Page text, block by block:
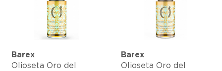
Barex
Olioseta Oro del
Barex
Olioseta Oro del